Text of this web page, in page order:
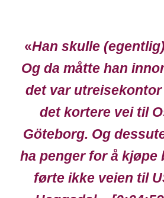
«Han skulle
Og da måtte han
det var utreisekontor
det kortere vei til
Göteborg. Og
ha penger for å kjøpe
førte ikke veien til